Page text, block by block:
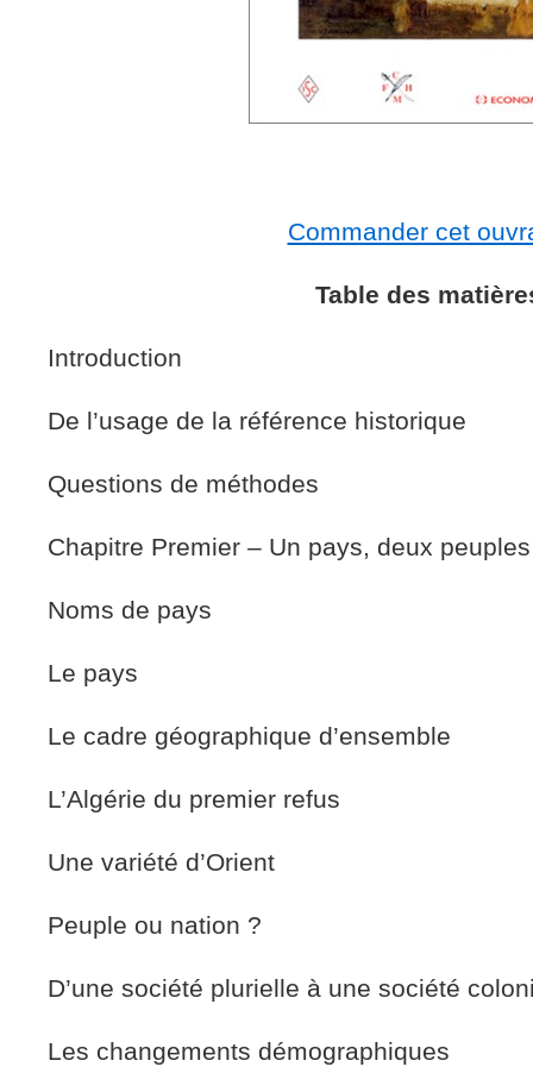
Commander cet
Table des
Introduction
De l’usage de la référence historique
Questions de méthodes
Chapitre Premier – Un pays, deux
Noms de pays
Le pays
Le cadre géographique d’ensemble
L’Algérie du premier refus
Une variété d’Orient
Peuple ou nation ?
D’une société plurielle à une société
Les changements démographiques